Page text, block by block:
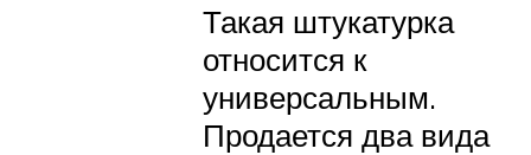
Такая штукатурка
относится к
универсальным.
Продается два вида